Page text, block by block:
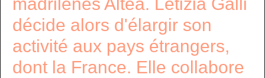
décide alors d'élargir son
activité aux pays étrangers,
dont la France. Elle collabore